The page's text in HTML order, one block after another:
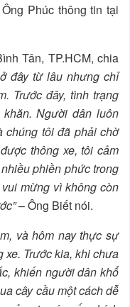
Phúc thông tin tại
Tân, TP.HCM, chia
đây từ lâu nhưng chỉ
Trước đây, tình trạng
Người dân luôn
chúng tôi đã phải chờ
thông xe, tôi cảm
phiền phức trong
mừng vì không còn
– Ông Biết nói.
và hôm nay thực sự
xe. Trước kia, khi chưa
khiến người dân khổ
cây cầu một cách dễ